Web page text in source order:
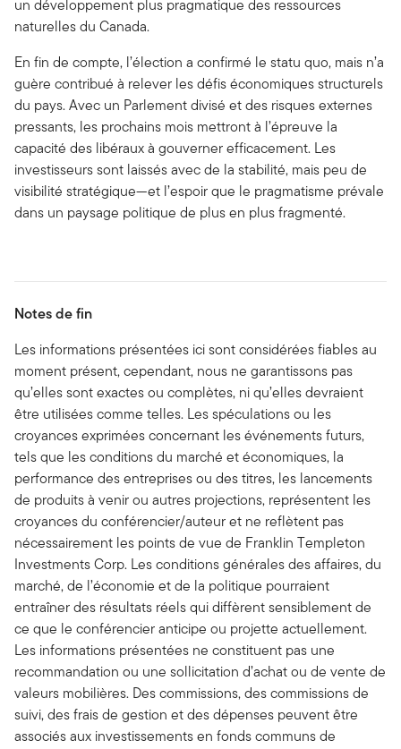
un développement plus pragmatique des ressources
naturelles du Canada.
En fin de compte, l’élection a confirmé le statu quo, mais n’a
guère contribué à relever les défis économiques structurels
du pays. Avec un Parlement divisé et des risques externes
pressants, les prochains mois mettront à l’épreuve la
capacité des libéraux à gouverner efficacement. Les
investisseurs sont laissés avec de la stabilité, mais peu de
visibilité stratégique—et l’espoir que le pragmatisme prévale
dans un paysage politique de plus en plus fragmenté.
Notes de fin
Les informations présentées ici sont considérées fiables au
moment présent, cependant, nous ne garantissons pas
qu’elles sont exactes ou complètes, ni qu’elles devraient
être utilisées comme telles. Les spéculations ou les
croyances exprimées concernant les événements futurs,
tels que les conditions du marché et économiques, la
performance des entreprises ou des titres, les lancements
de produits à venir ou autres projections, représentent les
croyances du conférencier/auteur et ne reflètent pas
nécessairement les points de vue de Franklin Templeton
Investments Corp. Les conditions générales des affaires, du
marché, de l’économie et de la politique pourraient
entraîner des résultats réels qui diffèrent sensiblement de
ce que le conférencier anticipe ou projette actuellement.
Les informations présentées ne constituent pas une
recommandation ou une sollicitation d’achat ou de vente de
valeurs mobilières. Des commissions, des commissions de
suivi, des frais de gestion et des dépenses peuvent être
associés aux investissements en fonds communs de